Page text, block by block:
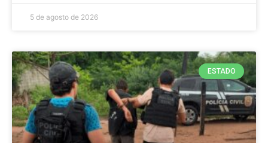
5 de agosto de 2026
ESTADO